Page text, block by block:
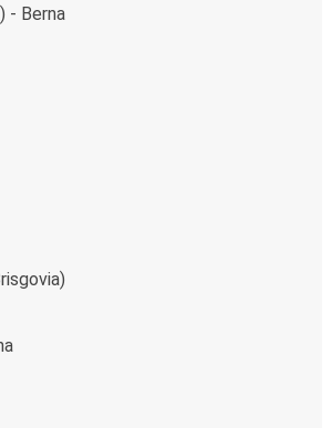
- Berna